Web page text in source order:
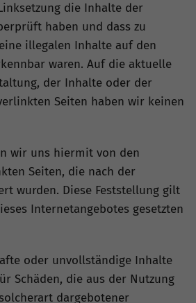
die Inhalte der
haben und dass zu
illegalen Inhalte auf den
waren. Auf die aktuelle
der Inhalte oder der
Seiten haben wir keinen
wir uns hiermit von den
Seiten, die nach der
wurden. Diese Feststellung gilt
Internetangebotes gesetzten
oder unvollständige Inhalte
Schäden, die aus der Nutzung
dargebotener